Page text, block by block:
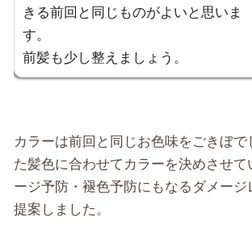
きる前回と同じものがよいと思いま
す。
前髪も少し整えましょう。
カラーは前回と同じお色味をごきぼで
た髪色に合わせてカラーを決めさせて
ージ予防・褪色予防にもなるダメー
提案しました。